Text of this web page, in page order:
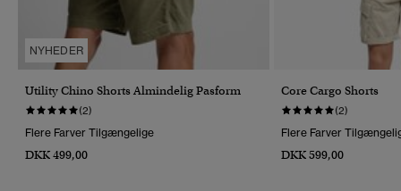
NYHEDER
Utility Chino Shorts Almindelig Pasform
(2)
Flere Farver Tilgængelige
DKK 499,00
Core Cargo Shorts
(2)
Flere Farver
DKK 599,00